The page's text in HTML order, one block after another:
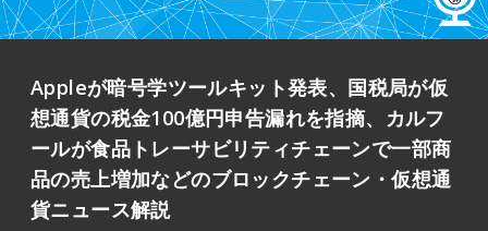
Appleが暗号学ツールキット発表、国税局が仮
想通貨の税金100億円申告漏れを指摘、カルフ
ールが食品トレーサビリティチェーンで一部商
品の売上増加などのブロックチェーン・仮想通
貨ニュース解説